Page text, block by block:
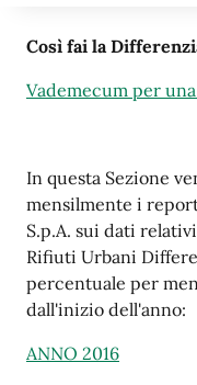
Così fai la
Vademecum per
In questa Sezione
mensilmente i
S.p.A. sui dati
Rifiuti Urbani
percentuale per
dall'inizio dell'anno:
ANNO 2016